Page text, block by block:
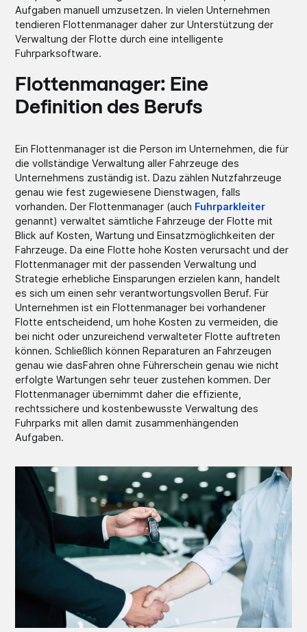
Aufgaben manuell umzusetzen. In vielen Unternehmen
tendieren Flottenmanager daher zur Unterstützung der
Verwaltung der Flotte durch eine intelligente
Fuhrparksoftware.
Flottenmanager: Eine
Definition des Berufs
Ein Flottenmanager ist die Person im Unternehmen, die für
die vollständige Verwaltung aller Fahrzeuge des
Unternehmens zuständig ist. Dazu zählen Nutzfahrzeuge
genau wie fest zugewiesene Dienstwagen, falls
vorhanden. Der Flottenmanager (auch Fuhrparkleiter
genannt) verwaltet sämtliche Fahrzeuge der Flotte mit
Blick auf Kosten, Wartung und Einsatzmöglichkeiten der
Fahrzeuge. Da eine Flotte hohe Kosten verursacht und der
Flottenmanager mit der passenden Verwaltung und
Strategie erhebliche Einsparungen erzielen kann, handelt
es sich um einen sehr verantwortungsvollen Beruf. Für
Unternehmen ist ein Flottenmanager bei vorhandener
Flotte entscheidend, um hohe Kosten zu vermeiden, die
bei nicht oder unzureichend verwalteter Flotte auftreten
können. Schließlich können Reparaturen an Fahrzeugen
genau wie dasFahren ohne Führerschein genau wie nicht
erfolgte Wartungen sehr teuer zustehen kommen. Der
Flottenmanager übernimmt daher die effiziente,
rechtssichere und kostenbewusste Verwaltung des
Fuhrparks mit allen damit zusammenhängenden
Aufgaben.